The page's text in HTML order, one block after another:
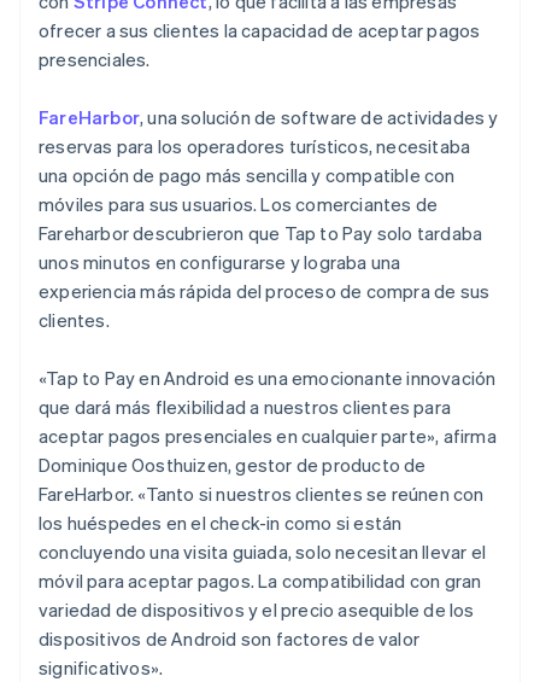
ofrecer a sus clientes la capacidad de aceptar pagos
presenciales.
FareHarbor, una solución de software de actividades y
reservas para los operadores turísticos, necesitaba
una opción de pago más sencilla y compatible con
móviles para sus usuarios. Los comerciantes de
Fareharbor descubrieron que Tap to Pay solo tardaba
unos minutos en configurarse y lograba una
experiencia más rápida del proceso de compra de sus
clientes.
«Tap to Pay en Android es una emocionante innovación
que dará más flexibilidad a nuestros clientes para
aceptar pagos presenciales en cualquier parte», afirma
Dominique Oosthuizen, gestor de producto de
FareHarbor. «Tanto si nuestros clientes se reúnen con
los huéspedes en el check-in como si están
concluyendo una visita guiada, solo necesitan llevar el
móvil para aceptar pagos. La compatibilidad con gran
variedad de dispositivos y el precio asequible de los
dispositivos de Android son factores de valor
significativos».
Hungría
English
India
Irlanda
English
Italia
Italiano English
Japón
日本語English
Letonia
English
Liechtenstein
Deutsch
English
Luxemburgo
Français DeutschEnglish
Malasia
English简体中文
Malta
English
México
Español English
Noruega
English
Nueva Zelanda
English